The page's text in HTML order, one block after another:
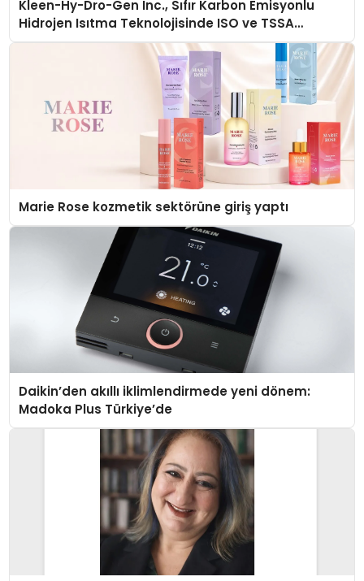
Kleen-Hy-Dro-Gen Inc., Sıfır Karbon Emisyonlu
Hidrojen Isıtma Teknolojisinde ISO ve TSSA
Düzenleyici Onaylarını Aldı
Marie Rose kozmetik sektörüne giriş yaptı
Daikin’den akıllı iklimlendirmede yeni dönem:
Madoka Plus Türkiye’de